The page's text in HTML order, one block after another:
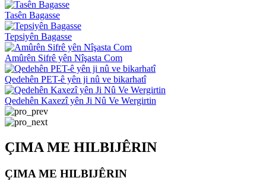
Tasên Bagasse
Tepsiyên Bagasse
Amûrên Sifrê yên Nîşasta Com
Qedehên PET-ê yên ji nû ve bikarhatî
Qedehên Kaxezî yên Ji Nû Ve Wergirtin
ÇIMA ME HILBIJÊRIN
ÇIMA ME HILBIJÊRIN